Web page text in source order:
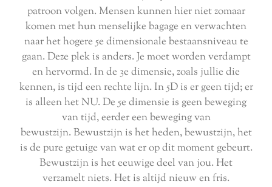
patroon volgen. Mensen kunnen hier niet zomaar
komen met hun menselijke bagage en verwachten
naar het hogere 5e dimensionale bestaansniveau te
gaan. Deze plek is anders. Je moet worden verdampt
en hervormd. In de 3e dimensie, zoals jullie die
kennen, is tijd een rechte lijn. In 5D is er geen tijd; er
is alleen het NU. De 5e dimensie is geen beweging
van tijd, eerder een beweging van
bewustzijn. Bewustzijn is het heden, bewustzijn, het
is de pure getuige van wat er op dit moment gebeurt.
Bewustzijn is het eeuwige deel van jou. Het
verzamelt niets. Het is altijd nieuw en fris.